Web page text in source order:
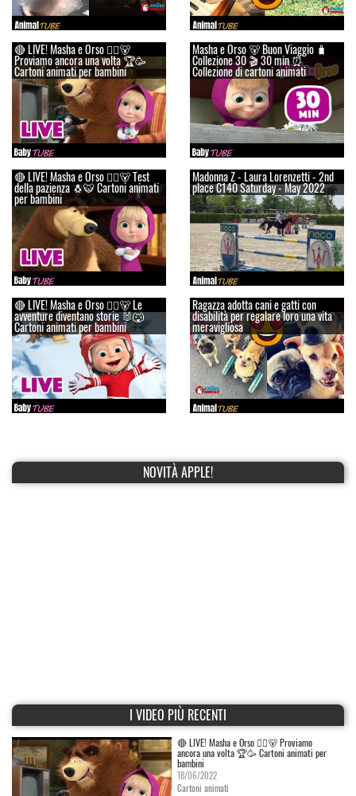
🔴 LIVE! Masha e Orso 👱‍♀️🐻
Proviamo ancora una volta 🏆🥳
Cartoni animati per bambini
Masha e Orso 🐻 Buon Viaggio 🧳
Сollezione 30 🎬 30 min ⏰
Collezione di cartoni animati
🔴 LIVE! Masha e Orso 👱‍♀️🐻 Test
della pazienza 🐧🐯 Cartoni animati
per bambini
Madonna Z - Laura Lorenzetti - 2nd
place C140 Saturday - May 2022
🔴 LIVE! Masha e Orso 👱‍♀️🐻 Le
avventure diventano storie 🐰🐺
Cartoni animati per bambini
Ragazza adotta cani e gatti con
disabilità per regalare loro una vita
meravigliosa
NOVITÀ APPLE!
I VIDEO PIÙ RECENTI
🔴 LIVE! Masha e Orso 👱‍♀️🐻 Proviamo
ancora una volta 🏆🥳 Cartoni animati per
bambini
18/06/2022
Cartoni animati